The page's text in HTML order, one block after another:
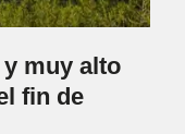
muy alto
fin de